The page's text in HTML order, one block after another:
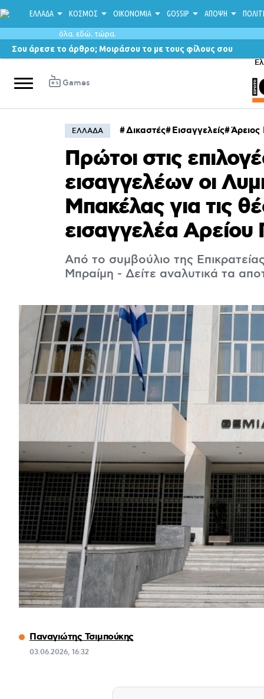
ΕΛΛΑΔΑ ΚΟΣΜΟΣ ΟΙΚΟΝΟΜΙΑ GOSSIP ΑΠΟΨΗ
όλα. εδώ. τώρα.
Σου άρεσε το άρθρο; Μοιράσου το με τους φίλους σου